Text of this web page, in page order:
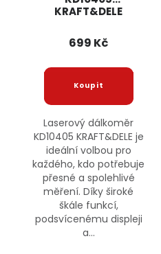
KRAFT&DELE
699 Kč
Laserový dálkoměr
KD10405 KRAFT&DELE je
ideální volbou pro
každého, kdo potřebuje
přesné a spolehlivé
měření. Díky široké
škále funkcí,
podsvícenému displeji
a...